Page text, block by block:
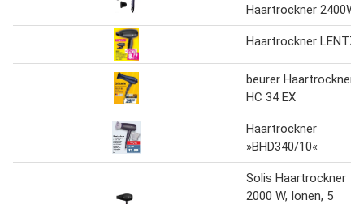
Haartrockner 2400W
Haartrockner LENTZ
beurer Haartrockner
HC 34 EX
Haartrockner
»BHD340/10«
Solis Haartrockner
2000 W, Ionen, 5